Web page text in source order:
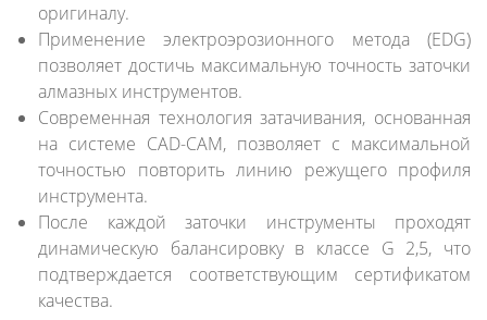
оригиналу.
Применение электроэрозионного метода (EDG)
позволяет достичь максимальную точность заточки
алмазных инструментов.
Современная технология затачивания, основанная
на системе CAD-CAM, позволяет с максимальной
точностью повторить линию режущего профиля
инструмента.
После каждой заточки инструменты проходят
динамическую балансировку в классе G 2,5, что
подтверждается соответствующим сертификатом
качества.